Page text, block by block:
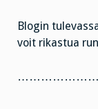
Blogin
voit rikastua